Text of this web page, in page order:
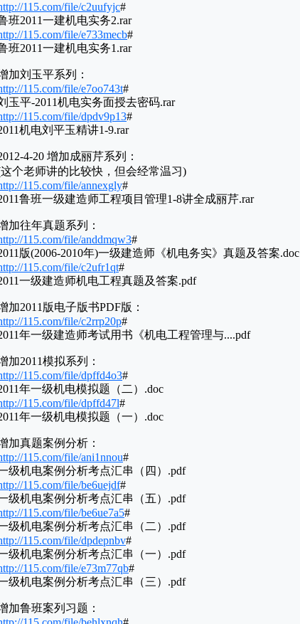
115.com/file/c2uufyjc#
班2011一建机电实务2.rar
115.com/file/e733mecb#
班2011一建机电实务1.rar
加刘玉平系列：
115.com/file/e7oo743t#
玉平-2011机电实务面授去密码.rar
115.com/file/dpdv9p13#
机电刘平玉精讲1-9.rar
4-20 增加成丽芹系列：
个老师讲的比较快，但会经常温习)
115.com/file/annexgly#
鲁班一级建造师工程项目管理1-8讲全成丽芹.rar
加往年真题系列：
115.com/file/anddmqw3#
版(2006-2010年)一级建造师《机电务实》真题及答案.doc
115.com/file/c2ufr1qt#
一级建造师机电工程真题及答案.pdf
加2011版电子版书PDF版：
115.com/file/c2rrp20p#
年一级建造师考试用书《机电工程管理与....pdf
加2011模拟系列：
115.com/file/dpffd4o3#
年一级机电模拟题（二）.doc
115.com/file/dpffd47l#
年一级机电模拟题（一）.doc
加真题案例分析：
115.com/file/ani1nnou#
级机电案例分析考点汇串（四）.pdf
115.com/file/be6uejdf#
级机电案例分析考点汇串（五）.pdf
115.com/file/be6ue7a5#
级机电案例分析考点汇串（二）.pdf
115.com/file/dpdepnbv#
级机电案例分析考点汇串（一）.pdf
115.com/file/e73m77qb#
级机电案例分析考点汇串（三）.pdf
加鲁班案列习题：